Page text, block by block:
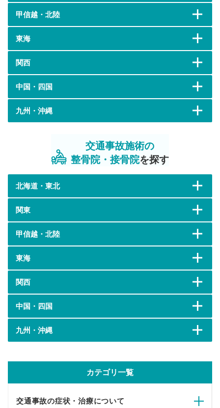
甲信越・北陸
東海
関西
中国・四国
九州・沖縄
交通事故施術の
整骨院・接骨院を探す
北海道・東北
関東
甲信越・北陸
東海
関西
中国・四国
九州・沖縄
カテゴリ一覧
交通事故の症状・治療について